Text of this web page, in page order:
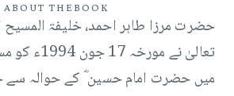
ABOUT THE BOOK
حضرت مرزا طاہر احمد، خلیفۃ المسیح
تعالیٰ نے
میں حضرت امام حسین ؓ کے حوالہ سے